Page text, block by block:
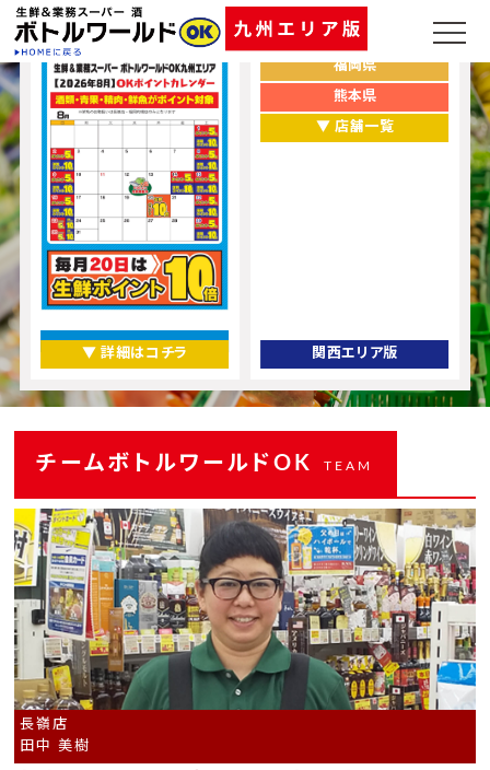
ポイントカレンダー
▼ 詳細はコチラ
お店をエリアから探す
福岡県
熊本県
▼ 店舗一覧
関西エリア版
チームボトルワールドOK TEAM
長嶺店
田中 美樹